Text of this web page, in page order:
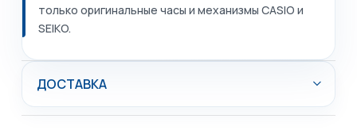
только оригинальные часы и механизмы CASIO и
SEIKO.
ДОСТАВКА